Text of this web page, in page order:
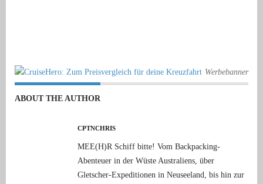
Werbebanner
ABOUT THE AUTHOR
CPTNCHRIS
MEE(H)R Schiff bitte! Vom Backpacking-
Abenteuer in der Wüste Australiens, über
Gletscher-Expeditionen in Neuseeland, bis hin zur